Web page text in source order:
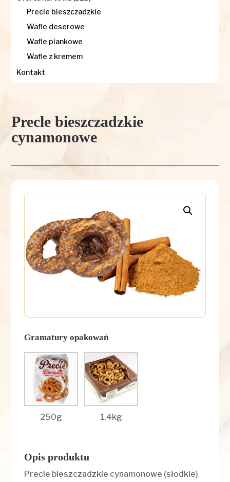
Precle bieszczadzkie
Wafle deserowe
Wafle piankowe
Wafle z kremem
Kontakt
Precle bieszczadzkie
cynamonowe
Gramatury opakowań
250g 1,4kg
Opis produktu
Precle bieszczadzkie cynamonowe (słodkie)